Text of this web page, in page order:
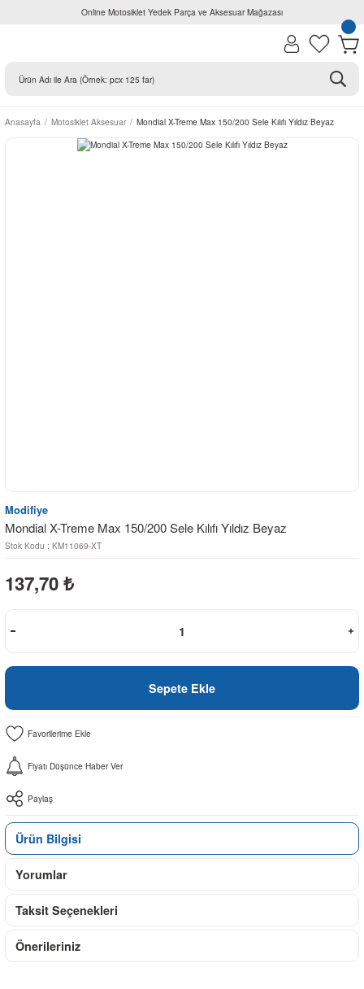
Online Motosiklet Yedek Parça ve Aksesuar Mağazası
Anasayfa Motosiklet Aksesuar Mondial X-Treme Max 150/200 Sele Kılıfı Yıldız Beyaz
Modifiye
Mondial X-Treme Max 150/200 Sele Kılıfı Yıldız Beyaz
Stok Kodu : KM11069-XT
137,70 ₺
Sepete Ekle
Fiyatı Düşünce Haber Ver
Paylaş
Ürün Bilgisi
Yorumlar
Taksit Seçenekleri
Önerileriniz